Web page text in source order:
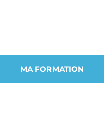
MA FORMATION